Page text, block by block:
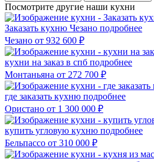
Посмотрите другие наши кухни
Заказать кухню Чезано подробнее
Чезано от 932 600 ₽
кухни на заказ в спб подробнее
Монтаньяна от 272 700 ₽
где заказать кухню подробнее
Ористано от 1 300 000 ₽
купить угловую кухню подробнее
Бельпассо от 310 000 ₽